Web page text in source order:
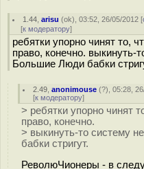
1.44 ,arisu (ok), 03:52, 26/05/2012 [
[к модератору]
ребятки упорно чинят то,
право, конечно. выкинуть-
Большие Люди бабки
2.49 ,anonimouse (?), 05:28,
[к модератору]
> ребятки упорно чинят
право, конечно.
> выкинуть-то систему
бабки стригут.
РеволюЧионеры - в